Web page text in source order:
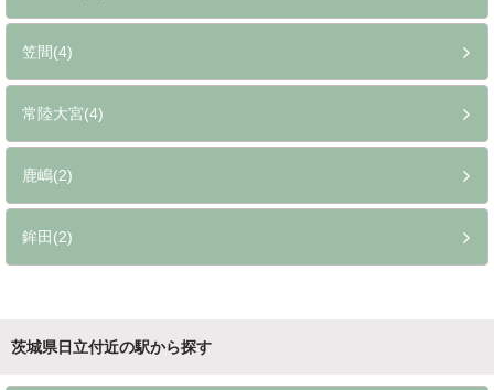
笠間(4)
常陸大宮(4)
鹿嶋(2)
鉾田(2)
茨城県日立付近の駅から探す